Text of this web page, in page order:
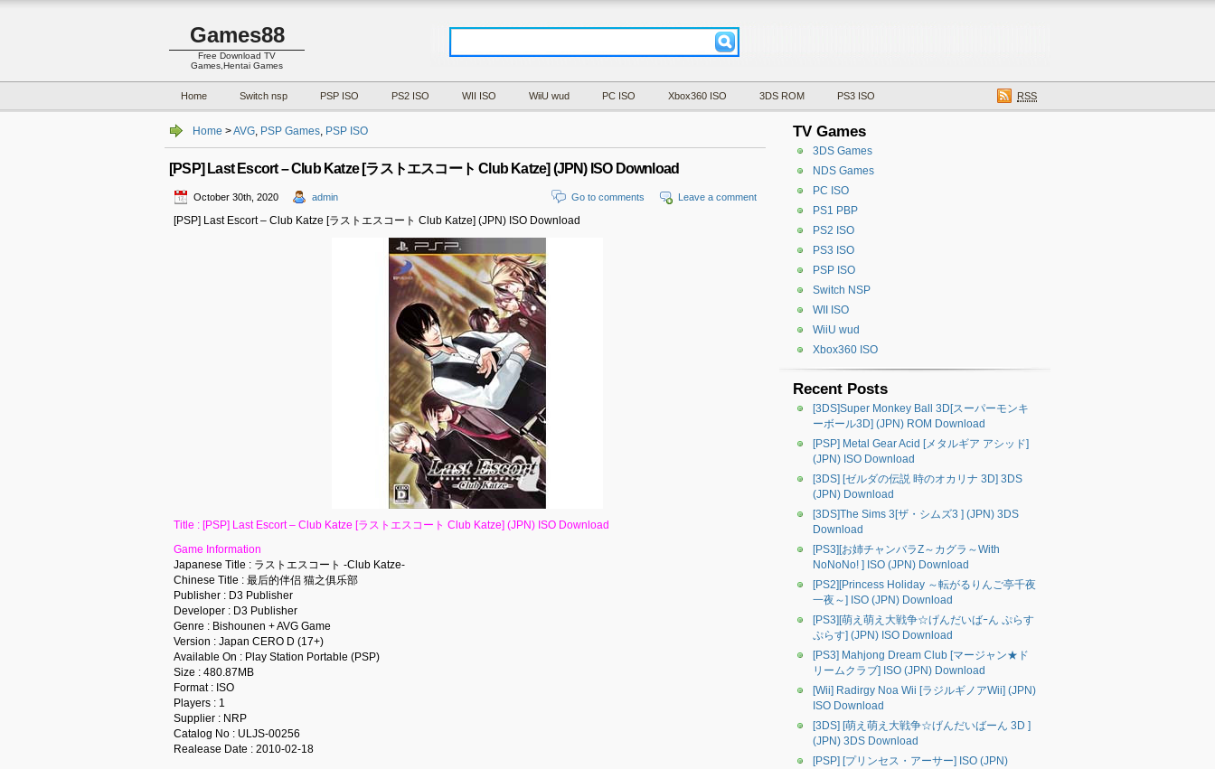
Games88
Free Download TV
Games,Hentai Games
Home Switch nsp PSP ISO PS2 ISO WII ISO WiiU wud PC ISO Xbox360 ISO 3DS ROM PS3 ISO RSS
Home >AVG, PSP Games, PSP ISO
[PSP] Last Escort – Club Katze [ラストエスコート Club Katze] (JPN) ISO Download
October 30th, 2020 admin Leave a comment
Go to comments
[PSP] Last Escort – Club Katze [ラストエスコート Club Katze] (JPN) ISO Download
Title : [PSP] Last Escort – Club Katze [ラストエスコート Club Katze] (JPN) ISO Download
Game Information
Japanese Title : ラストエスコート -Club Katze-
Chinese Title : 最后的伴侣 猫之俱乐部
Publisher : D3 Publisher
Developer : D3 Publisher
Genre : Bishounen + AVG Game
Version : Japan CERO D (17+)
Available On : Play Station Portable (PSP)
Size : 480.87MB
Format : ISO
Players : 1
Supplier : NRP
Catalog No : ULJS-00256
Realease Date : 2010-02-18
TV Games
3DS Games
NDS Games
PC ISO
PS1 PBP
PS2 ISO
PS3 ISO
PSP ISO
Switch NSP
WII ISO
WiiU wud
Xbox360 ISO
Recent Posts
[3DS]Super Monkey Ball 3D[スーパーモンキ
ーボール3D] (JPN) ROM Download
[PSP] Metal Gear Acid [メタルギア アシッド]
(JPN) ISO Download
[3DS] [ゼルダの伝説 時のオカリナ 3D] 3DS
(JPN) Download
[3DS]The Sims 3[ザ・シムズ3 ] (JPN) 3DS
Download
[PS3][お姉チャンバラZ～カグラ～With
NoNoNo! ] ISO (JPN) Download
[PS2][Princess Holiday ～転がるりんご亭千夜
一夜～] ISO (JPN) Download
[PS3][萌え萌え大戦争☆げんだいばｰん ぷらす
ぷらす] (JPN) ISO Download
[PS3] Mahjong Dream Club [マージャン★ド
リームクラブ] ISO (JPN) Download
[Wii] Radirgy Noa Wii [ラジルギノアWii] (JPN)
ISO Download
[3DS] [萌え萌え大戦争☆げんだいばーん 3D ]
(JPN) 3DS Download
[PSP] [プリンセス・アーサー] ISO (JPN)